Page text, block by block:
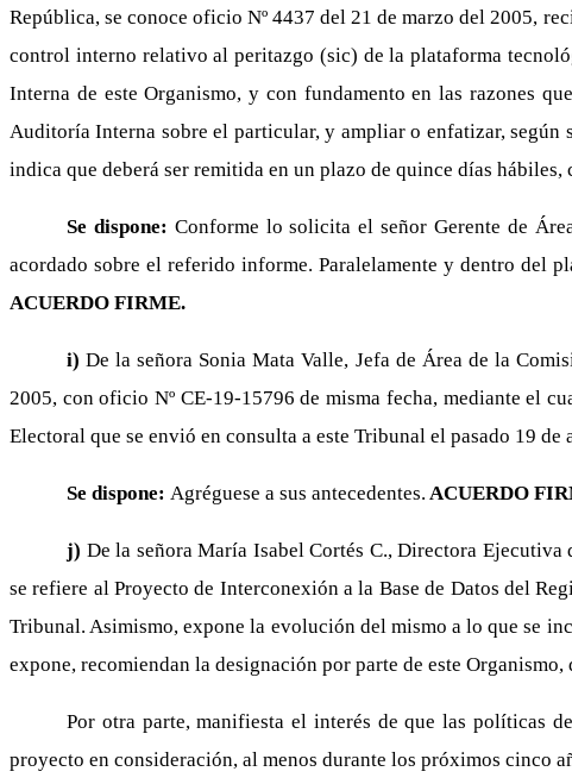
República, se conoce oficio Nº 4437 del 21 de marzo del 2005,
control interno relativo al peritazgo (sic) de la plataforma
Interna de este Organismo, y con fundamento en las razones
Auditoría Interna sobre el particular, y ampliar o enfatizar, según
indica que deberá ser remitida en un plazo de quince días
Se dispone: Conforme lo solicita el señor Gerente de
acordado sobre el referido informe. Paralelamente y dentro del
ACUERDO FIRME.
i)De la señora Sonia Mata Valle, Jefa de Área de la
2005, con oficio Nº CE-19-15796 de misma fecha, mediante el
Electoral que se envió en consulta a este Tribunal el pasado 19
Se dispone: Agréguese a sus antecedentes. ACUERDO
j) De la señora María Isabel Cortés C., Directora
se refiere al Proyecto de Interconexión a la Base de Datos del
Tribunal. Asimismo, expone la evolución del mismo a lo que se
expone, recomiendan la designación por parte de este
Por otra parte, manifiesta el interés de que las políticas
proyecto en consideración, al menos durante los próximos cinco